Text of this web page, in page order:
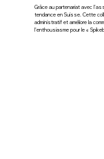
Grâce au partenariat avec
tendance en Suisse. Cette
administratif et améliore la
l'enthousiasme pour le «